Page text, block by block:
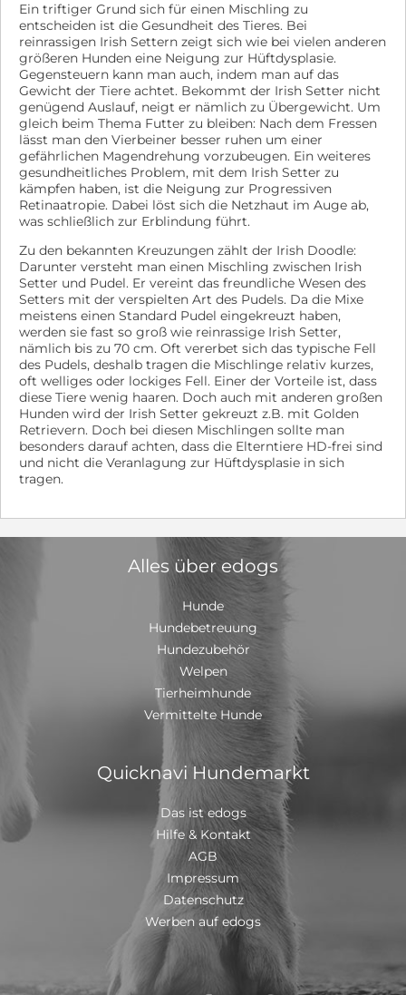
Ein triftiger Grund sich für einen Mischling zu
entscheiden ist die Gesundheit des Tieres. Bei
reinrassigen Irish Settern zeigt sich wie bei vielen anderen
größeren Hunden eine Neigung zur Hüftdysplasie.
Gegensteuern kann man auch, indem man auf das
Gewicht der Tiere achtet. Bekommt der Irish Setter nicht
genügend Auslauf, neigt er nämlich zu Übergewicht. Um
gleich beim Thema Futter zu bleiben: Nach dem Fressen
lässt man den Vierbeiner besser ruhen um einer
gefährlichen Magendrehung vorzubeugen. Ein weiteres
gesundheitliches Problem, mit dem Irish Setter zu
kämpfen haben, ist die Neigung zur Progressiven
Retinaatropie. Dabei löst sich die Netzhaut im Auge ab,
was schließlich zur Erblindung führt.
Zu den bekannten Kreuzungen zählt der Irish Doodle:
Darunter versteht man einen Mischling zwischen Irish
Setter und Pudel. Er vereint das freundliche Wesen des
Setters mit der verspielten Art des Pudels. Da die Mixe
meistens einen Standard Pudel eingekreuzt haben,
werden sie fast so groß wie reinrassige Irish Setter,
nämlich bis zu 70 cm. Oft vererbet sich das typische Fell
des Pudels, deshalb tragen die Mischlinge relativ kurzes,
oft welliges oder lockiges Fell. Einer der Vorteile ist, dass
diese Tiere wenig haaren. Doch auch mit anderen großen
Hunden wird der Irish Setter gekreuzt z.B. mit Golden
Retrievern. Doch bei diesen Mischlingen sollte man
besonders darauf achten, dass die Elterntiere HD-frei sind
und nicht die Veranlagung zur Hüftdysplasie in sich
tragen.
Alles über edogs
Hunde
Hundebetreuung
Hundezubehör
Welpen
Tierheimhunde
Vermittelte Hunde
Quicknavi Hundemarkt
Das ist edogs
Hilfe & Kontakt
AGB
Impressum
Datenschutz
Werben auf edogs